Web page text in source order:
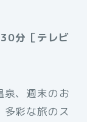
分［テレビ
泉、週末のお
彩な旅のス